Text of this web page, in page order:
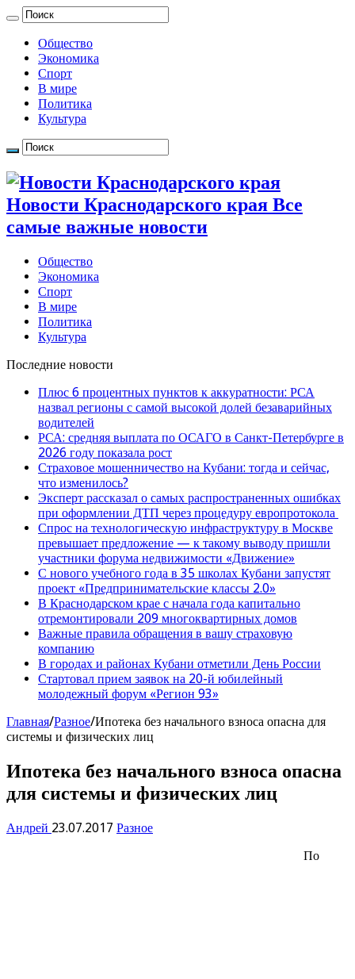
Общество
Экономика
Спорт
В мире
Политика
Культура
Новости Краснодарского края Все
самые важные новости
Общество
Экономика
Спорт
В мире
Политика
Культура
Последние новости
Плюс 6 процентных пунктов к аккуратности: РСА
назвал регионы с самой высокой долей безаварийных
водителей
РСА: средняя выплата по ОСАГО в Санкт-Петербурге в
2026 году показала рост
Страховое мошенничество на Кубани: тогда и сейчас,
что изменилось?
Эксперт рассказал о самых распространенных ошибках
при оформлении ДТП через процедуру европротокола
Спрос на технологическую инфраструктуру в Москве
превышает предложение — к такому выводу пришли
участники форума недвижимости «Движение»
С нового учебного года в 35 школах Кубани запустят
проект «Предпринимательские классы 2.0»
В Краснодарском крае с начала года капитально
отремонтировали 209 многоквартирных домов
Важные правила обращения в вашу страховую
компанию
В городах и районах Кубани отметили День России
Стартовал прием заявок на 20-й юбилейный
молодежный форум «Регион 93»
Главная/Разное/Ипотека без начального взноса опасна для
системы и физических лиц
Ипотека без начального взноса опасна
для системы и физических лиц
Андрей 23.07.2017 Разное
По